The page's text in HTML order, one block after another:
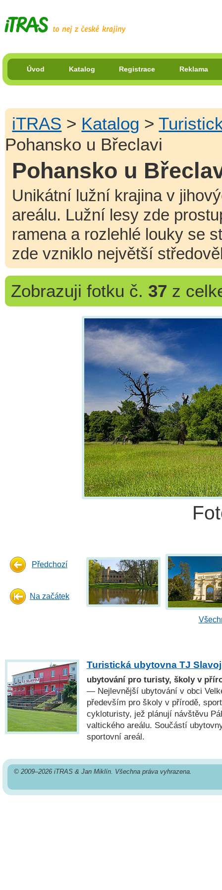
Úvod Katalog Registrace Reklama
iTRAS > Katalog >
Pohansko u Břeclavi
Pohansko u
Unikátní lužní krajina v
areálu. Lužní lesy zde
ramena a rozlehlé louky se
zde vzniklo největší
Zobrazuji fotku č. 37 z
Předchozí
Na začátek
Turistická ubytovna TJ Slavoj
ubytování pro turisty, školy v
— Nejlevnější ubytování v obci
především pro školy v přírodě,
cykloturisty, jež plánují návštěvu
valtického areálu. Součástí
sportovní areál.
© 2009–2026 iTRAS & Jan Miklín. Všechna práva vyhrazena.